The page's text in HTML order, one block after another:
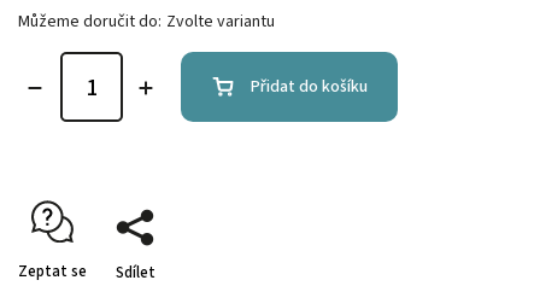
Můžeme doručit do: Zvolte variantu
Přidat do košíku
Zeptat se Sdílet